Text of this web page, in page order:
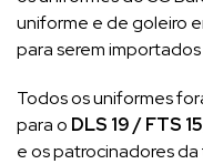
uniforme e de goleiro
para serem
Todos os uniformes
para o DLS 19 / FTS 15
e os patrocinadores